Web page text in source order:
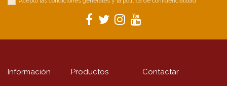
Información Productos Contactar